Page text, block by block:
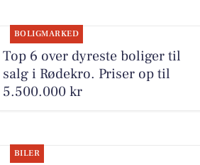
BOLIGMARKED
Top 6 over dyreste boliger til
salg i Rødekro. Priser op til
5.500.000 kr
BILER